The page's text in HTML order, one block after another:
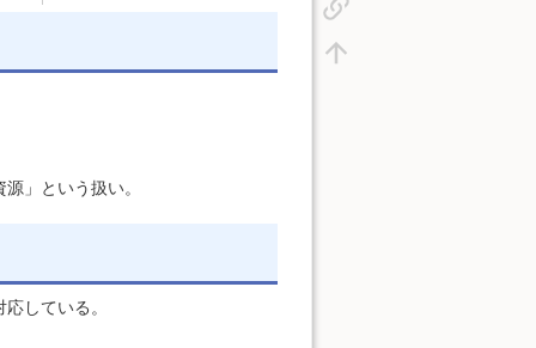
」という扱い。
している。